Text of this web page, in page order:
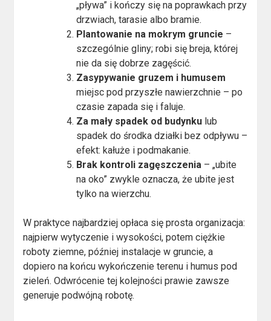
„pływa” i kończy się na poprawkach przy
drzwiach, tarasie albo bramie.
Plantowanie na mokrym gruncie –
szczególnie gliny; robi się breja, której
nie da się dobrze zagęścić.
Zasypywanie gruzem i humusem
miejsc pod przyszłe nawierzchnie – po
czasie zapada się i faluje.
Za mały spadek od budynku lub
spadek do środka działki bez odpływu –
efekt: kałuże i podmakanie.
Brak kontroli zagęszczenia – „ubite
na oko” zwykle oznacza, że ubite jest
tylko na wierzchu.
W praktyce najbardziej opłaca się prosta organizacja:
najpierw wytyczenie i wysokości, potem ciężkie
roboty ziemne, później instalacje w gruncie, a
dopiero na końcu wykończenie terenu i humus pod
zieleń. Odwrócenie tej kolejności prawie zawsze
generuje podwójną robotę.